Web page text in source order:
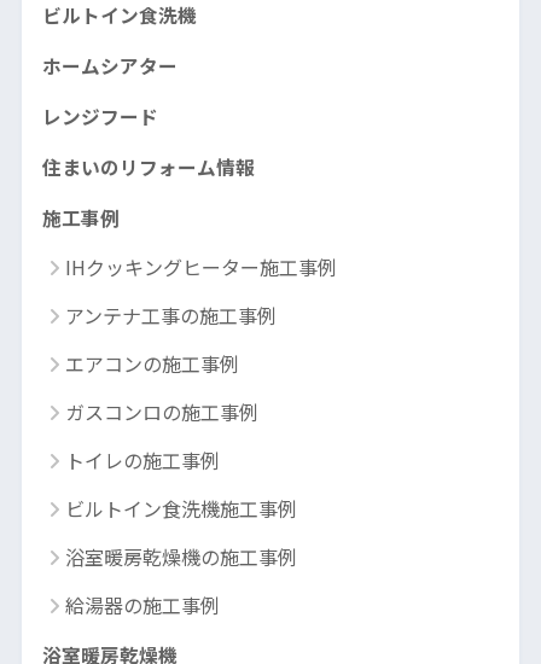
ビルトイン食洗機
ホームシアター
レンジフード
住まいのリフォーム情報
施工事例
IHクッキングヒーター施工事例
アンテナ工事の施工事例
エアコンの施工事例
ガスコンロの施工事例
トイレの施工事例
ビルトイン食洗機施工事例
浴室暖房乾燥機の施工事例
給湯器の施工事例
浴室暖房乾燥機